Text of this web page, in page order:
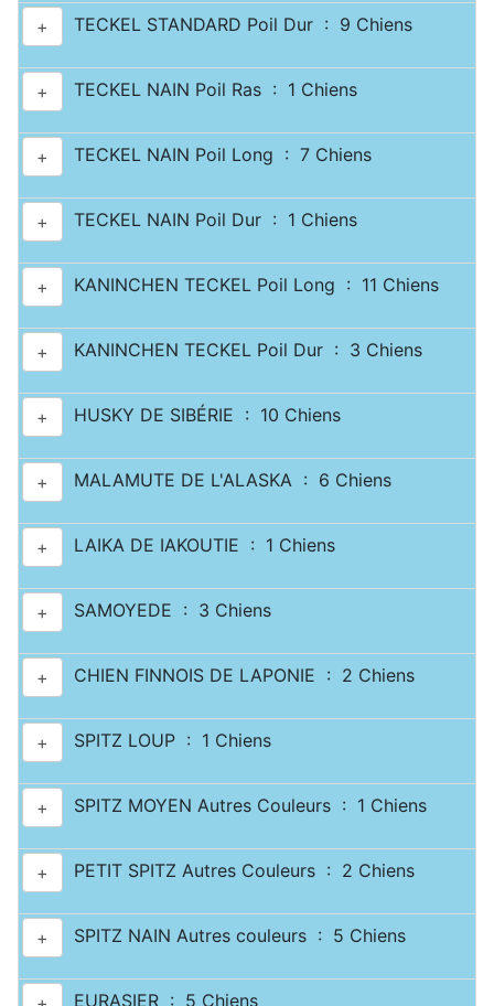
+ TECKEL STANDARD Poil Dur : 9 Chiens
+ TECKEL NAIN Poil Ras : 1 Chiens
+ TECKEL NAIN Poil Long : 7 Chiens
+ TECKEL NAIN Poil Dur : 1 Chiens
+ KANINCHEN TECKEL Poil Long : 11 Chiens
+ KANINCHEN TECKEL Poil Dur : 3 Chiens
+ HUSKY DE SIBÉRIE : 10 Chiens
+ MALAMUTE DE L'ALASKA : 6 Chiens
+ LAIKA DE IAKOUTIE : 1 Chiens
+ SAMOYEDE : 3 Chiens
+ CHIEN FINNOIS DE LAPONIE : 2 Chiens
+ SPITZ LOUP : 1 Chiens
+ SPITZ MOYEN Autres Couleurs : 1 Chiens
+ PETIT SPITZ Autres Couleurs : 2 Chiens
+ SPITZ NAIN Autres couleurs : 5 Chiens
EURASIER : 5 Chiens